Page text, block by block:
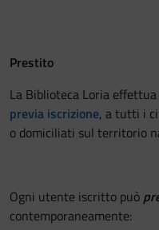
Festa del Racconto
IL CASTELLO DEI
Prestito
La Biblioteca Loria
previa iscrizione, a tutti i
o domiciliati sul territorio
Ogni utente iscritto può
contemporaneamente: